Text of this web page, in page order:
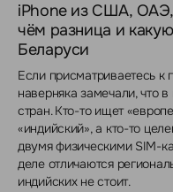
iPhone из США,
чём разница и
Беларуси
Если присматриваетесь к
наверняка замечали, что
стран. Кто-то ищет
«индийский», а кто-то
двумя физическими SIM-
деле отличаются
индийских не стоит.